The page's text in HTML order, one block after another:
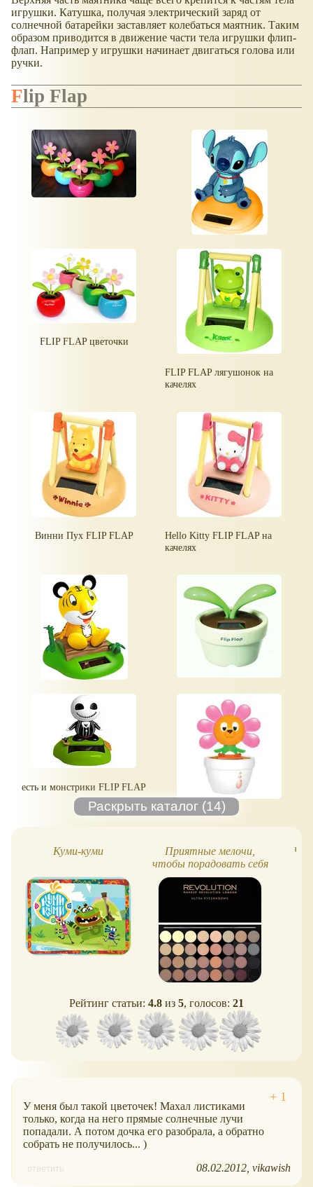
игрушки. Катушка, получая электрический заряд от
солнечной батарейки заставляет колебаться маятник. Таким
образом приводится в движение части тела игрушки флип-
флап. Например у игрушки начинает двигаться голова или
ручки.
Flip Flap
FLIP FLAP цветочки
FLIP FLAP лягушонок на
качелях
Винни Пух FLIP FLAP
Hello Kitty FLIP FLAP на
качелях
есть и монстрики FLIP FLAP
Куми-куми
Приятные мелочи,
чтобы порадовать себя
прямо сейчас
Рейтинг статьи: 4.8 из 5, голосов: 21
У меня был такой цветочек! Махал листиками
только, когда на него прямые солнечные лучи
попадали. А потом дочка его разобрала, а обратно
собрать не получилось... )
ответить 08.02.2012 vikawish